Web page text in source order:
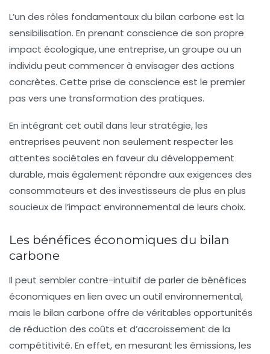
L’un des rôles fondamentaux du bilan carbone est la
sensibilisation. En prenant conscience de son propre
impact écologique, une entreprise, un groupe ou un
individu peut commencer à envisager des actions
concrètes. Cette prise de conscience est le premier
pas vers une transformation des pratiques.
En intégrant cet outil dans leur stratégie, les
entreprises peuvent non seulement respecter les
attentes sociétales en faveur du développement
durable, mais également répondre aux exigences des
consommateurs et des investisseurs de plus en plus
soucieux de l’impact environnemental de leurs choix.
Les bénéfices économiques du bilan
carbone
Il peut sembler contre-intuitif de parler de bénéfices
économiques en lien avec un outil environnemental,
mais le bilan carbone offre de véritables opportunités
de réduction des coûts et d’accroissement de la
compétitivité. En effet, en mesurant les émissions, les